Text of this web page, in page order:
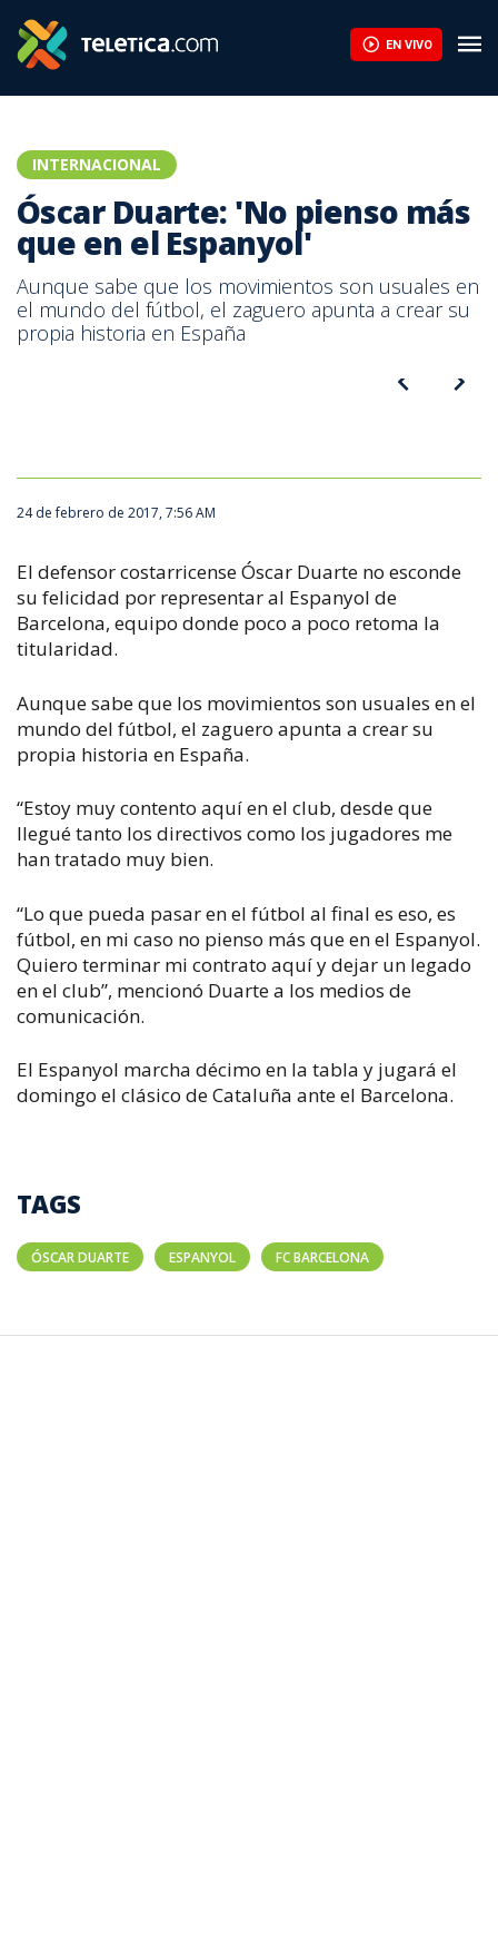
EN VIVO
INTERNACIONAL
Óscar Duarte: 'No pienso más
que en el Espanyol'
Aunque sabe que los movimientos son usuales en
el mundo del fútbol, el zaguero apunta a crear su
propia historia en España
Óscar Duarte, defensor costarricense del Espanyol de Barcelona.
24 de febrero de 2017, 7:56 AM
El defensor costarricense Óscar Duarte no esconde
su felicidad por representar al Espanyol de
Barcelona, equipo donde poco a poco retoma la
titularidad.
Aunque sabe que los movimientos son usuales en el
mundo del fútbol, el zaguero apunta a crear su
propia historia en España.
“Estoy muy contento aquí en el club, desde que
llegué tanto los directivos como los jugadores me
han tratado muy bien.
“Lo que pueda pasar en el fútbol al final es eso, es
fútbol, en mi caso no pienso más que en el Espanyol.
Quiero terminar mi contrato aquí y dejar un legado
en el club”, mencionó Duarte a los medios de
comunicación.
El Espanyol marcha décimo en la tabla y jugará el
domingo el clásico de Cataluña ante el Barcelona.
TAGS
ÓSCAR DUARTE ESPANYOL FC BARCELONA